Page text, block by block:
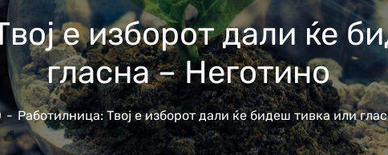
е изборот дали ќе
гласна – Неготино
Работилница: Твој е изборот дали ќе бидеш тивка или